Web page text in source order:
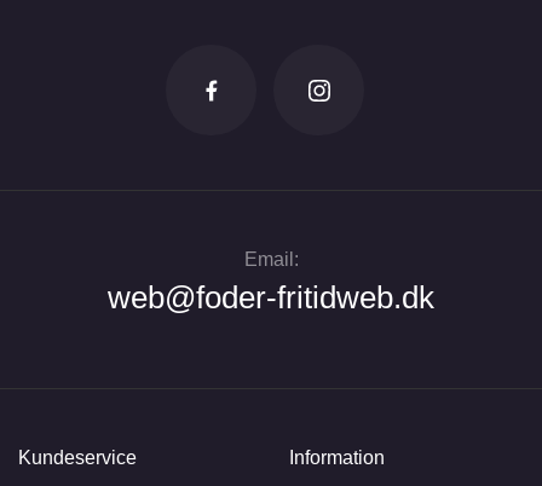
Email:
web@foder-fritidweb.dk
Kundeservice Information